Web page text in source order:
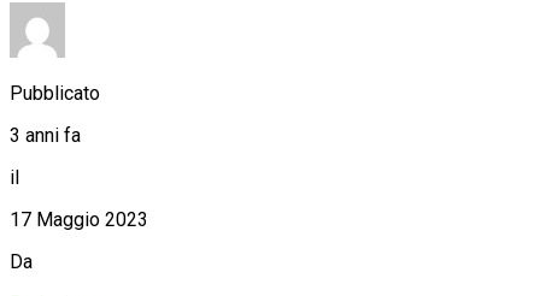
Pubblicato
3 anni fa
il
17 Maggio 2023
Da